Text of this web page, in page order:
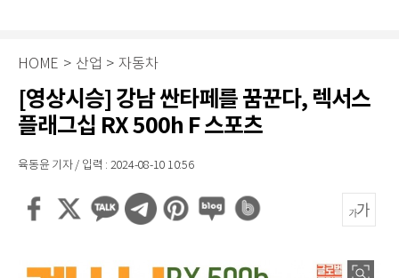
HOME > 산업 > 자동차
[영상시승] 강남 싼타페를 꿈꾼다, 렉서스
플래그십 RX 500h F 스포츠
육동윤 기자 / 입력 : 2024-08-10 10:56